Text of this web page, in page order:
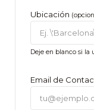
Ubicación
Deje en blanco si la
Email de